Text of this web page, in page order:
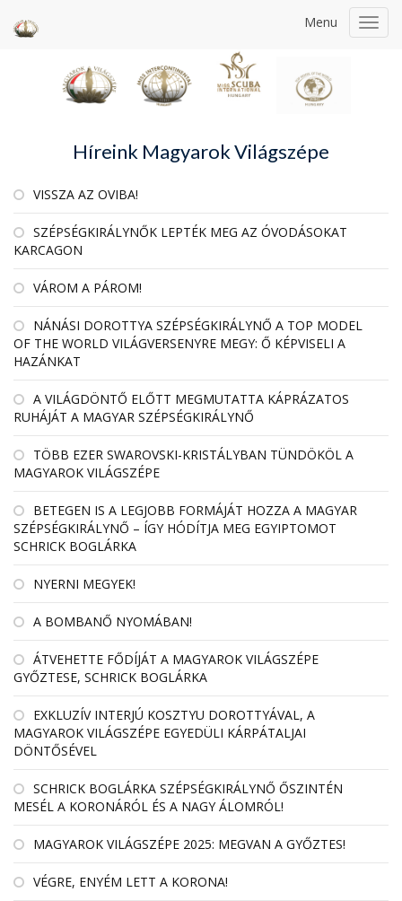
Menu
Híreink Magyarok Világszépe
VISSZA AZ OVIBA!
SZÉPSÉGKIRÁLYNŐK LEPTÉK MEG AZ ÓVODÁSOKAT
KARCAGON
VÁROM A PÁROM!
NÁNÁSI DOROTTYA SZÉPSÉGKIRÁLYNŐ A TOP MODEL
OF THE WORLD VILÁGVERSENYRE MEGY: Ő KÉPVISELI A
HAZÁNKAT
A VILÁGDÖNTŐ ELŐTT MEGMUTATTA KÁPRÁZATOS
RUHÁJÁT A MAGYAR SZÉPSÉGKIRÁLYNŐ
TÖBB EZER SWAROVSKI-KRISTÁLYBAN TÜNDÖKÖL A
MAGYAROK VILÁGSZÉPE
BETEGEN IS A LEGJOBB FORMÁJÁT HOZZA A MAGYAR
SZÉPSÉGKIRÁLYNŐ – ÍGY HÓDÍTJA MEG EGYIPTOMOT
SCHRICK BOGLÁRKA
NYERNI MEGYEK!
A BOMBANŐ NYOMÁBAN!
ÁTVEHETTE FŐDÍJÁT A MAGYAROK VILÁGSZÉPE
GYŐZTESE, SCHRICK BOGLÁRKA
EXKLUZÍV INTERJÚ KOSZTYU DOROTTYÁVAL, A
MAGYAROK VILÁGSZÉPE EGYEDÜLI KÁRPÁTALJAI
DÖNTŐSÉVEL
SCHRICK BOGLÁRKA SZÉPSÉGKIRÁLYNŐ ŐSZINTÉN
MESÉL A KORONÁRÓL ÉS A NAGY ÁLOMRÓL!
MAGYAROK VILÁGSZÉPE 2025: MEGVAN A GYŐZTES!
VÉGRE, ENYÉM LETT A KORONA!